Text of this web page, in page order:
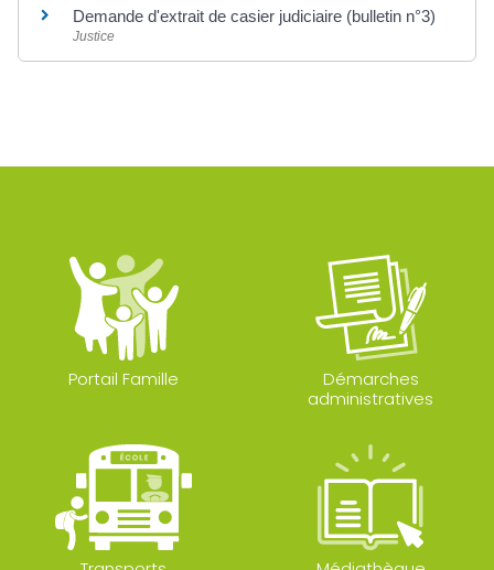
Demande d'extrait de casier judiciaire (bulletin n°3)
Justice
Portail Famille
Démarches
administratives